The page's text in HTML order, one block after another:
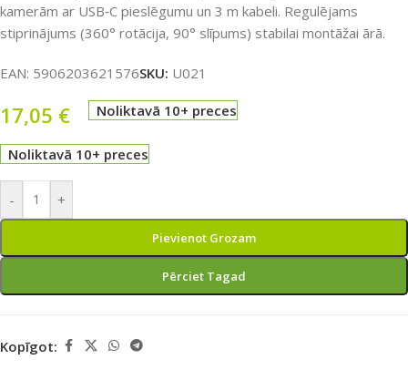
kamerām ar USB‑C pieslēgumu un 3 m kabeli. Regulējams
stiprinājums (360° rotācija, 90° slīpums) stabilai montāžai ārā.
EAN: 5906203621576SKU: U021
17,05 € Noliktavā 10+ preces
Noliktavā 10+ preces
- +
Pievienot Grozam
Pērciet Tagad
Kopīgot: